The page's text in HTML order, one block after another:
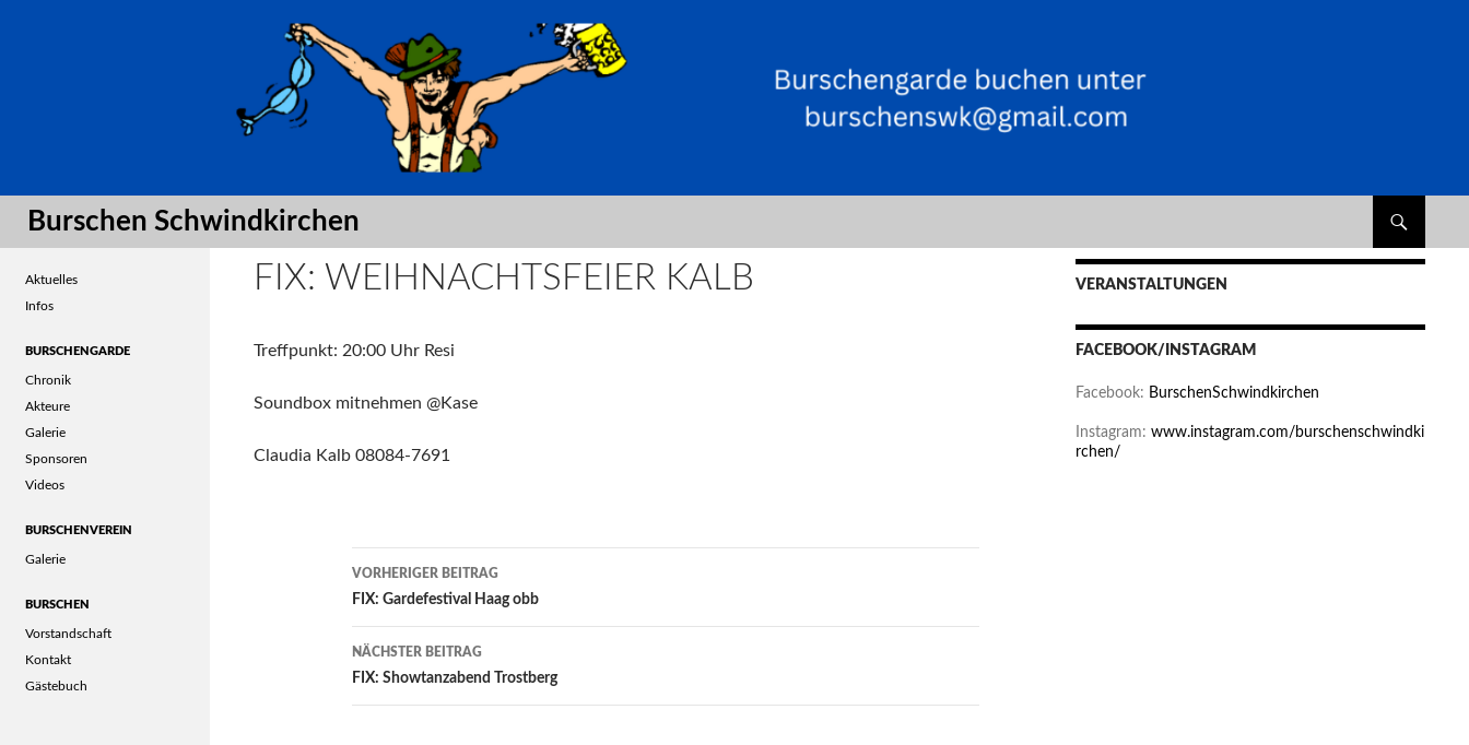
Burschen Schwindkirchen
Suche
FIX: WEIHNACHTSFEIER KALB
Treffpunkt: 20:00 Uhr Resi
Soundbox mitnehmen @Kase
Claudia Kalb 08084-7691
Post
navigation
VORHERIGER BEITRAG
FIX: Gardefestival Haag obb
NÄCHSTER BEITRAG
FIX: Showtanzabend Trostberg
VERANSTALTUNGEN
FACEBOOK/INSTAGRAM
Facebook: BurschenSchwindkirchen
Instagram: www.instagram.com/burschenschwindki
rchen/
Aktuelles
Infos
BURSCHENGARDE
Chronik
Akteure
Galerie
Sponsoren
Videos
BURSCHENVEREIN
Galerie
BURSCHEN
Vorstandschaft
Kontakt
Gästebuch